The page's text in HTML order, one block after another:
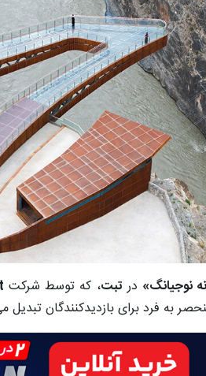
در تبت، که توسط شرکت
به فرد برای بازدیدکنندگان تبدیل